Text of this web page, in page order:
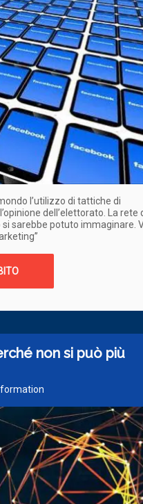
l’utilizzo di tattiche di
dell’elettorato. La rete
sarebbe potuto immaginare.
non si può più